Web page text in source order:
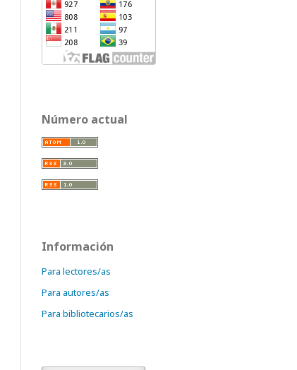
Número actual
Información
Para lectores/as
Para autores/as
Para bibliotecarios/as